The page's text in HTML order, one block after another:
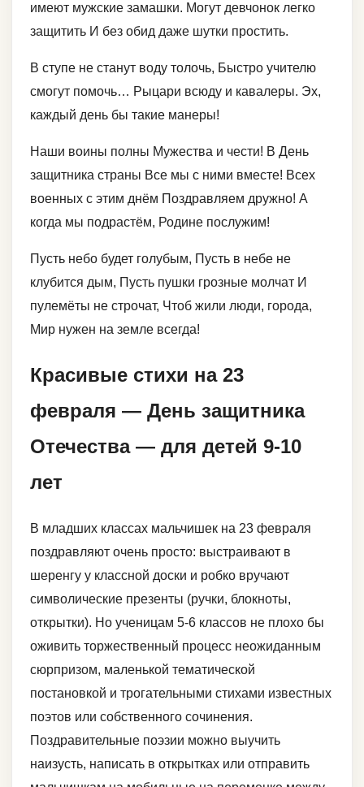
имеют мужские замашки. Могут девчонок легко
защитить И без обид даже шутки простить.
В ступе не станут воду толочь, Быстро учителю
смогут помочь… Рыцари всюду и кавалеры. Эх,
каждый день бы такие манеры!
Наши воины полны Мужества и чести! В День
защитника страны Все мы с ними вместе! Всех
военных с этим днём Поздравляем дружно! А
когда мы подрастём, Родине послужим!
Пусть небо будет голубым, Пусть в небе не
клубится дым, Пусть пушки грозные молчат И
пулемёты не строчат, Чтоб жили люди, города,
Мир нужен на земле всегда!
Красивые стихи на 23
февраля — День защитника
Отечества — для детей 9-10
лет
В младших классах мальчишек на 23 февраля
поздравляют очень просто: выстраивают в
шеренгу у классной доски и робко вручают
символические презенты (ручки, блокноты,
открытки). Но ученицам 5-6 классов не плохо бы
оживить торжественный процесс неожиданным
сюрпризом, маленькой тематической
постановкой и трогательными стихами известных
поэтов или собственного сочинения.
Поздравительные поэзии можно выучить
наизусть, написать в открытках или отправить